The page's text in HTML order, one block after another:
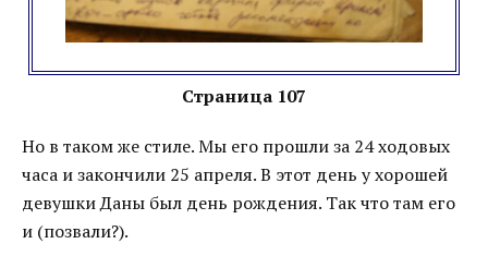
Страница 107
Но в таком же стиле. Мы его прошли за 24 ходовых
часа и закончили 25 апреля. В этот день у хорошей
девушки Даны был день рождения. Так что там его
и (позвали?).